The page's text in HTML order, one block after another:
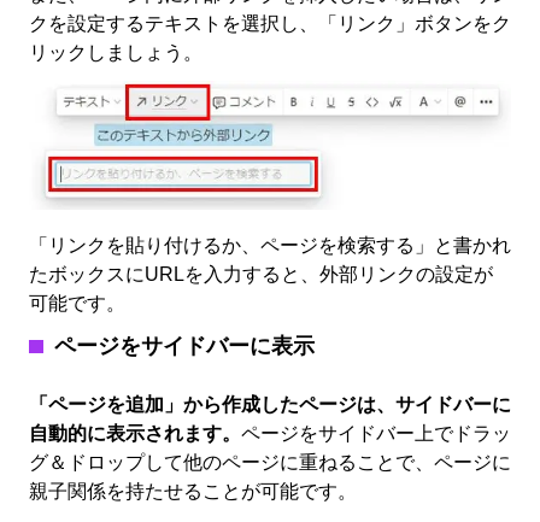
クを設定するテキストを選択し、「リンク」ボタンをク
リックしましょう。
「リンクを貼り付けるか、ページを検索する」と書かれ
たボックスにURLを入力すると、外部リンクの設定が
可能です。
ページをサイドバーに表示
「ページを追加」から作成したページは、サイドバーに
自動的に表示されます。 ページをサイドバー上でドラッ
グ＆ドロップして他のページに重ねることで、ページに
親子関係を持たせることが可能です。